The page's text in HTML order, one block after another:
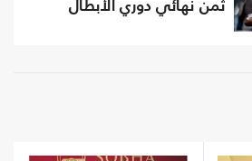
ثمن نهائي دوري الأبطال